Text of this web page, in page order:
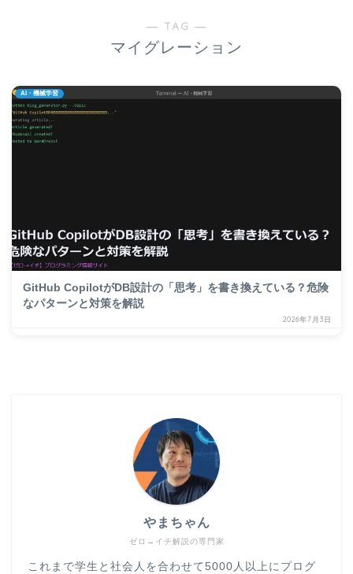
― TAG ―
マイグレーション
AI・機械学習
GitHub CopilotがDB設計の「思考」を書き換えている？危険
なパターンと対策を解説
2026年7月3日
ゼロ→イチ解説の専門家
やまちゃん
これまで学生と社会人を合わせて5000人以上にプログ